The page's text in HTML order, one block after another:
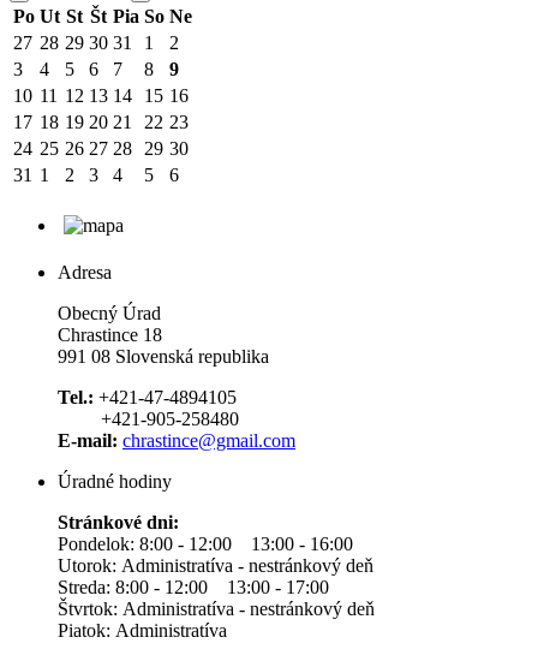
Po Ut St Št Pia So Ne
27 28 29 30 31 1
2
3
4 5 6 7 8
9
10 11 12 13 14 15 16
17 18 19 20 21 22 23
24 25 26 27 28 29 30
31 1 2 3 4 5 6
Adresa
Obecný Úrad
Chrastince 18
991 08 Slovenská republika
Tel.: +421-47-4894105
+421-905-258480
E-mail: chrastince@gmail.com
Úradné hodiny
Stránkové dni:
Pondelok: 8:00 - 12:00 13:00 - 16:00
Utorok: Administratíva - nestránkový deň
Streda: 8:00 - 12:00 13:00 - 17:00
Štvrtok: Administratíva - nestránkový deň
Piatok: Administratíva